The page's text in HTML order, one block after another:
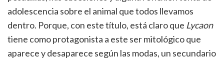
adolescencia sobre el animal que todos llevamos
dentro. Porque, con este título, está claro que Lycaon
tiene como protagonista a este ser mitológico que
aparece y desaparece según las modas, un secundario